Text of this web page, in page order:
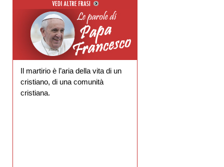
Il martirio è l’aria della vita di un
cristiano, di una comunità
cristiana.